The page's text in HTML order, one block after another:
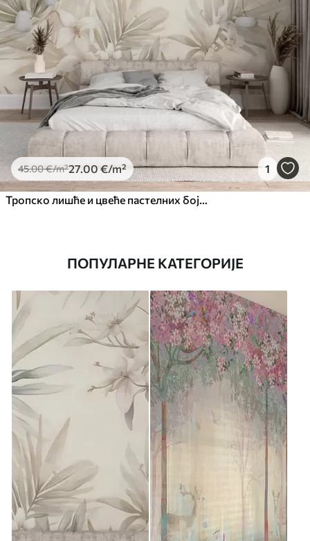
45.00€/m²27.00 €/m² 1
Тропско лишће и цвеће пастелних боја, са светло зеленим, кремастим и суптилним ружичастим
ПОПУЛАРНЕ КАТЕГОРИЈЕ